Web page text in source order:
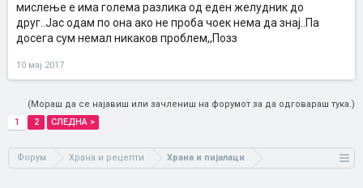
мислење е има голема разлика од еден желудник до
друг..Јас одам по она ако не проба чоек нема да знај..Па
досега сум немал никаков проблем,,Позз
10 мај 2017
(Мораш да се најавиш или зачлениш на форумот за да одговараш тука.)
1
2 СЛЕДНА >
Форум Храна и рецепти Храна и пијалаци